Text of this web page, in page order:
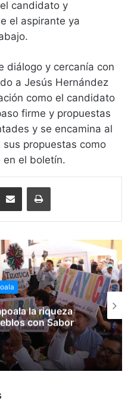
candidato y
el aspirante ya
diálogo y cercanía con
a Jesús Hernández
como el candidato
firme y propuestas
y se encamina al
propuestas como
en el boletín.
Compartir vía email Imprimir
la riqueza
con Sabor